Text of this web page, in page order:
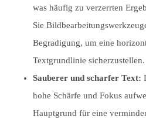
was häufig zu verzerrten
Sie
Begradigung, um eine
Textgrundlinie sicherzustellen.
Sauberer und scharfer Text:
hohe Schärfe und Fokus
Hauptgrund für eine